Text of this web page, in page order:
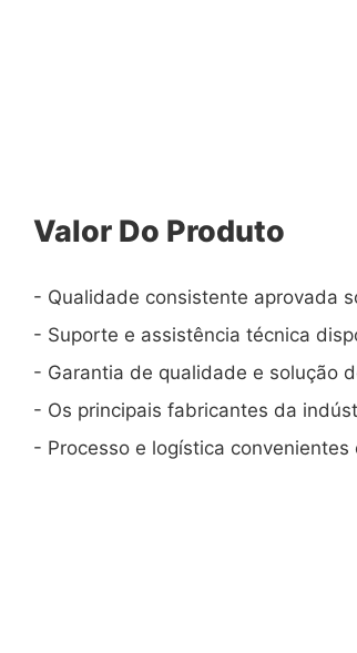
Valor Do Produto
- Qualidade consistente aprovada
- Suporte e assistência técnica
- Garantia de qualidade e solução
- Os principais fabricantes da
- Processo e logística convenientes